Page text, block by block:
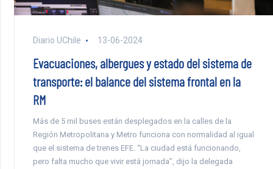
Diario UChile 13-06-2024
Evacuaciones, albergues y estado del sistema de
transporte: el balance del sistema frontal en la
RM
Más de 5 mil buses están desplegados en la calles de la
Región Metropolitana y Metro funciona con normalidad al igual
que el sistema de trenes EFE. “La ciudad está funcionando,
pero falta mucho que vivir está jornada”, dijo la delegada